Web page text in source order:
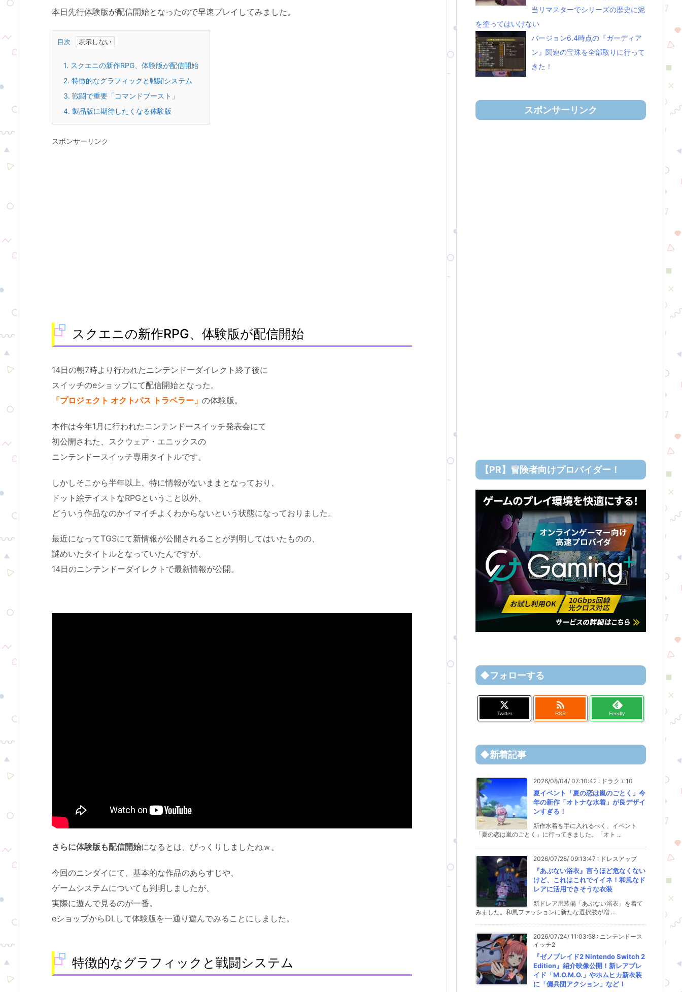
本日先行体験版が配信開始となったので早速プレイしてみました。
目次
1. スクエニの新作RPG、体験版が配信開始
2. 特徴的なグラフィックと戦闘システム
3. 戦闘で重要「コマンドブースト」
4. 製品版に期待したくなる体験版
スポンサーリンク
スクエニの新作RPG、体験版が配信開始
14日の朝7時より行われたニンテンドーダイレクト終了後に
スイッチのeショップにて配信開始となった。
「プロジェクト オクトパス トラベラー 」 の体験版。
本作は今年1月に行われたニンテンドースイッチ発表会にて
初公開された、スクウェア・エニックスの
ニンテンドースイッチ専用タイトルです。
しかしそこから半年以上、特に情報がないままとなっており、
ドット絵テイストなRPGということ以外、
どういう作品なのかイマイチよくわからないという状態になっておりました。
最近になってTGSにて新情報が公開されることが判明してはいたものの、
謎めいたタイトルとなっていたんですが、
14日のニンテンドーダイレクトで最新情報が公開。
さらに体験版も配信開始になるとは、びっくりしましたねｗ。
今回のニンダイにて、基本的な作品のあらすじや、
ゲームシステムについても判明しましたが、
実際に遊んで見るのが一番。
eショップからDLして体験版を一通り遊んでみることにしました。
特徴的なグラフィックと戦闘システム
当リマスターでシリーズの歴史に泥
を塗ってはいけない
バージョン6.4時点の『ガーディア
ン』関連の宝珠を全部取りに行って
きた！
スポンサーリンク
【PR】冒険者向けプロバイダー！
◆フォローする
Twitter

RSS Feedly
◆新着記事
2026/08/04/ 07:10:42 : ドラクエ10
夏イベント「夏の恋は嵐のごとく」今
年の新作「オトナな水着」が良デザイ
ンすぎる！
新作水着を手に入れるべく、イベント
「夏の恋は嵐のごとく」に行ってきました。「オト ...
2026/07/28/ 09:13:47 : ドレスアップ
『あぶない浴衣』言うほど危なくない
けど、これはこれでイイネ！和風なド
レアに活用できそうな衣装
新ドレア用装備「あぶない浴衣」を着て
みました。和風ファッションに新たな選択肢が増 ...
2026/07/24/ 11:03:58 : ニンテンドース
イッチ2
『ゼノブレイド2 Nintendo Switch 2
Edition』紹介映像公開！新レアブレ
イド「M.O.M.O.」やホムヒカ新衣装
に「傭兵団アクション」など！